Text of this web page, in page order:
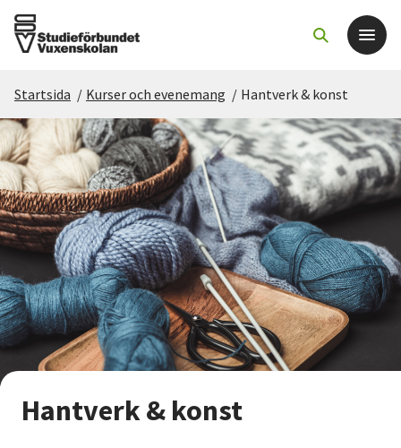
Det här gör vi
För dig som
Sök kurser och evenemang
Om SV
Starta studiecirkel
Cirkelledare
Nyheter
Startsida / Kurser och evenemang / Hantverk & konst
Hantverk & konst